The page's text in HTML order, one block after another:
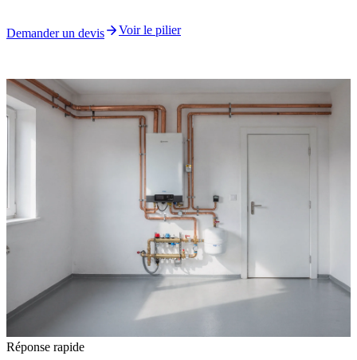
Demander un devis Voir le pilier
Réponse rapide